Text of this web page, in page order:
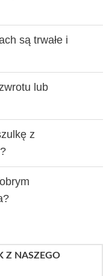
są trwałe i
lub
z
Z NASZEGO